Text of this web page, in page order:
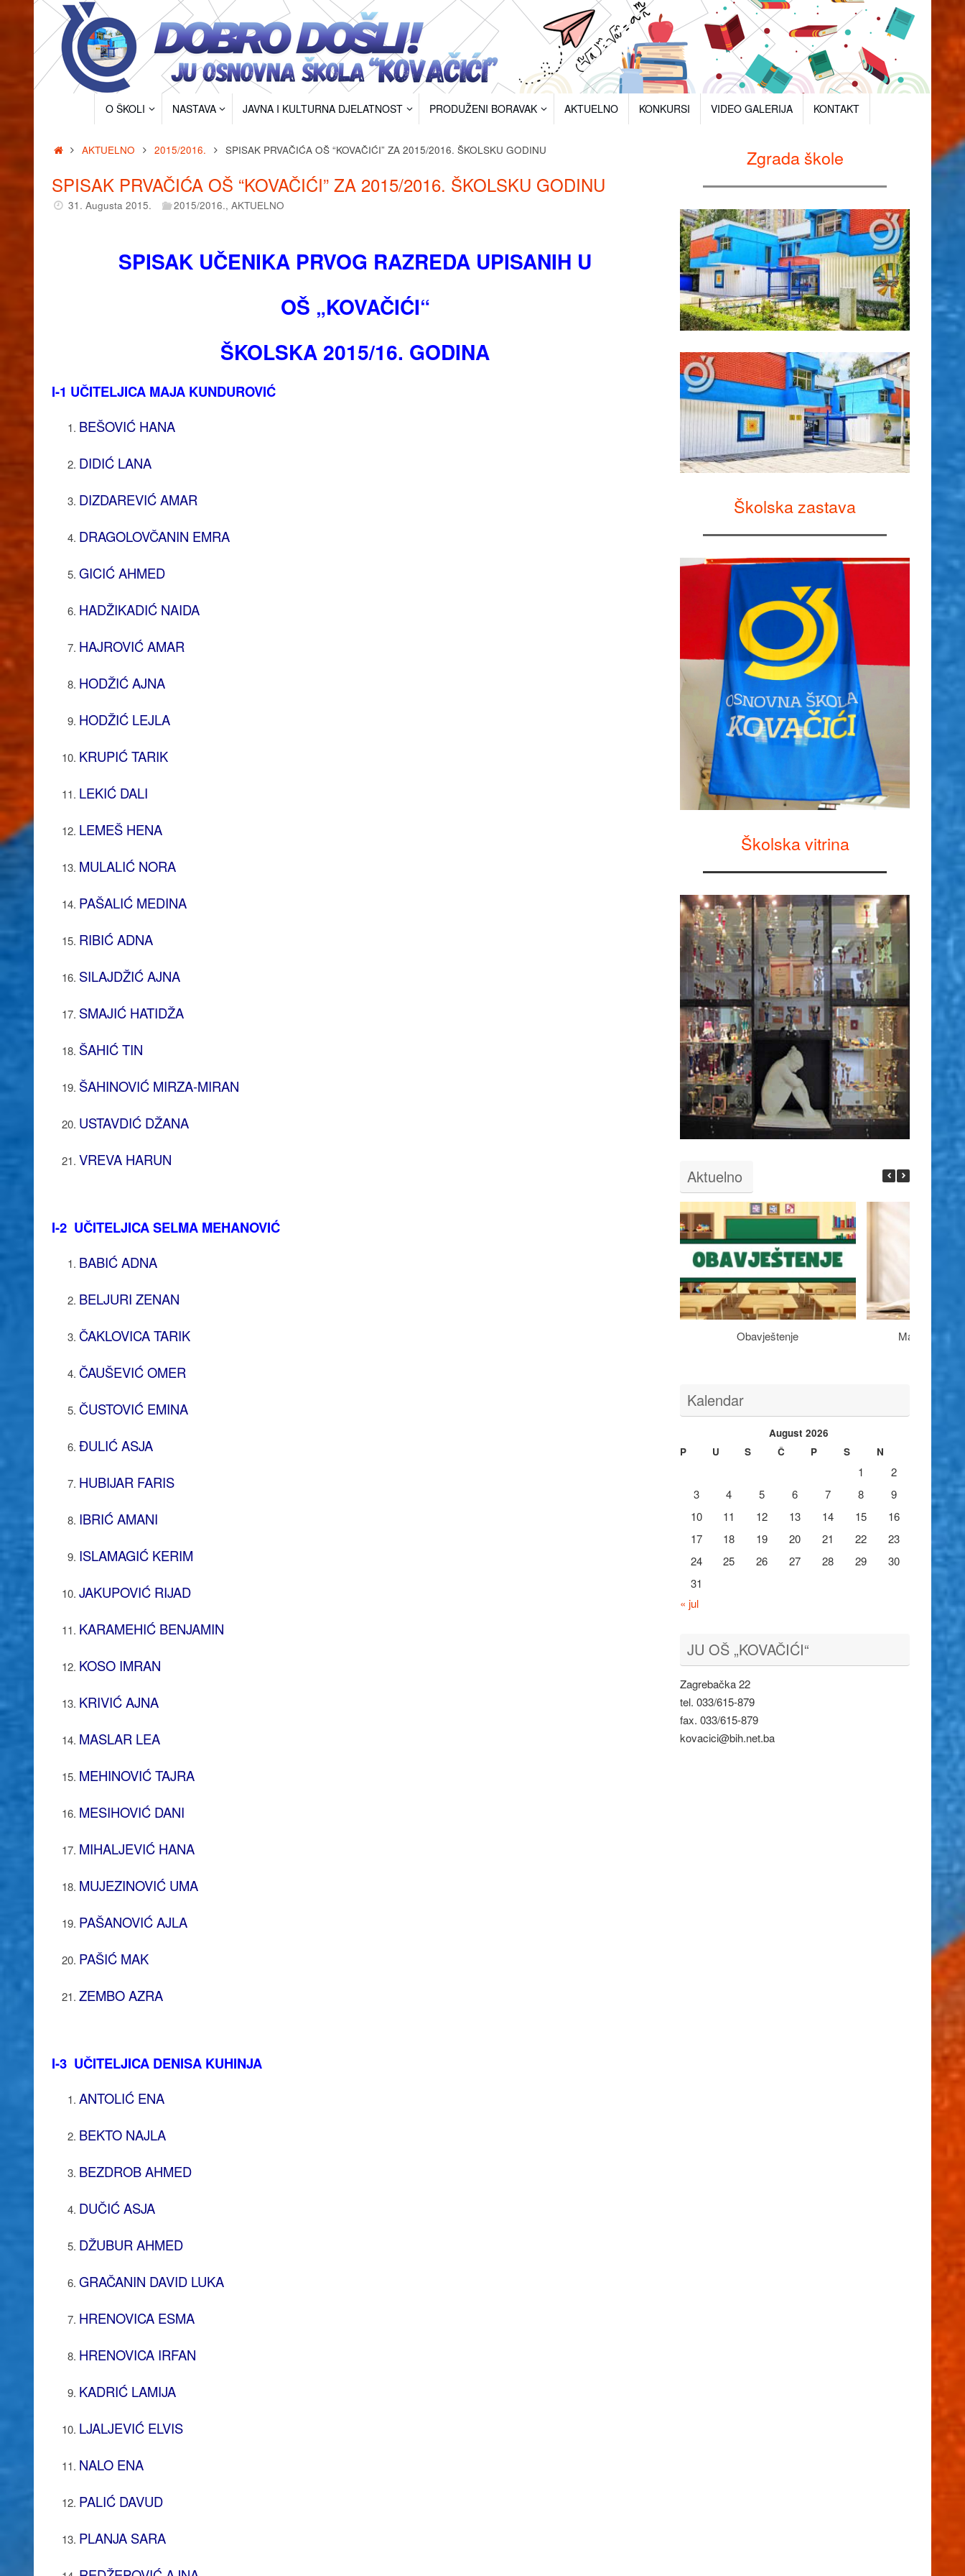
O ŠKOLI NASTAVA JAVNA I KULTURNA DJELATNOST PRODUŽENI BORAVAK AKTUELNO KONKURSI VIDEO GALERIJA KONTAKT
HomeAKTUELNO 2015/2016. SPISAK PRVAČIĆA OŠ “KOVAČIĆI” ZA 2015/2016. ŠKOLSKU GODINU
SPISAK PRVAČIĆA OŠ “KOVAČIĆI” ZA 2015/2016. ŠKOLSKU GODINU
31. Augusta 2015. 2015/2016.,AKTUELNO
SPISAK UČENIKA PRVOG RAZREDA UPISANIH U
OŠ „KOVAČIĆI“
ŠKOLSKA 2015/16. GODINA
I-1 UČITELJICA MAJA KUNDUROVIĆ
BEŠOVIĆ HANA
DIDIĆ LANA
DIZDAREVIĆ AMAR
DRAGOLOVČANIN EMRA
GICIĆ AHMED
HADŽIKADIĆ NAIDA
HAJROVIĆ AMAR
HODŽIĆ AJNA
HODŽIĆ LEJLA
KRUPIĆ TARIK
LEKIĆ DALI
LEMEŠ HENA
MULALIĆ NORA
PAŠALIĆ MEDINA
RIBIĆ ADNA
SILAJDŽIĆ AJNA
SMAJIĆ HATIDŽA
ŠAHIĆ TIN
ŠAHINOVIĆ MIRZA-MIRAN
USTAVDIĆ DŽANA
VREVA HARUN
I-2 UČITELJICA SELMA MEHANOVIĆ
BABIĆ ADNA
BELJURI ZENAN
ČAKLOVICA TARIK
ČAUŠEVIĆ OMER
ČUSTOVIĆ EMINA
ĐULIĆ ASJA
HUBIJAR FARIS
IBRIĆ AMANI
ISLAMAGIĆ KERIM
JAKUPOVIĆ RIJAD
KARAMEHIĆ BENJAMIN
KOSO IMRAN
KRIVIĆ AJNA
MASLAR LEA
MEHINOVIĆ TAJRA
MESIHOVIĆ DANI
MIHALJEVIĆ HANA
MUJEZINOVIĆ UMA
PAŠANOVIĆ AJLA
PAŠIĆ MAK
ZEMBO AZRA
I-3 UČITELJICA DENISA KUHINJA
ANTOLIĆ ENA
BEKTO NAJLA
BEZDROB AHMED
DUČIĆ ASJA
DŽUBUR AHMED
GRAČANIN DAVID LUKA
HRENOVICA ESMA
HRENOVICA IRFAN
KADRIĆ LAMIJA
LJALJEVIĆ ELVIS
NALO ENA
PALIĆ DAVUD
PLANJA SARA
Zgrada škole
Školska zastava
Školska vitrina
Aktuelno
Obavještenje Maturantima
Kalendar
August 2026
P
U S Č P S N
1
2
3
4 5 6 7 8
9
10
11 12 13 14 15
16
17
18 19 20 21 22
23
24
25 26 27 28 29
30
31
« jul
JU OŠ „KOVAČIĆI“
Zagrebačka 22
tel. 033/615-879
fax. 033/615-879
kovacici@bih.net.ba